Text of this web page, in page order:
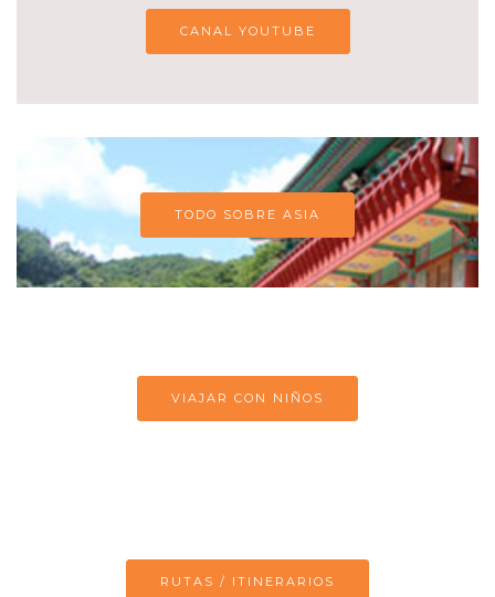
CANAL YOUTUBE
TODO SOBRE ASIA
VIAJAR CON NIÑOS
RUTAS / ITINERARIOS